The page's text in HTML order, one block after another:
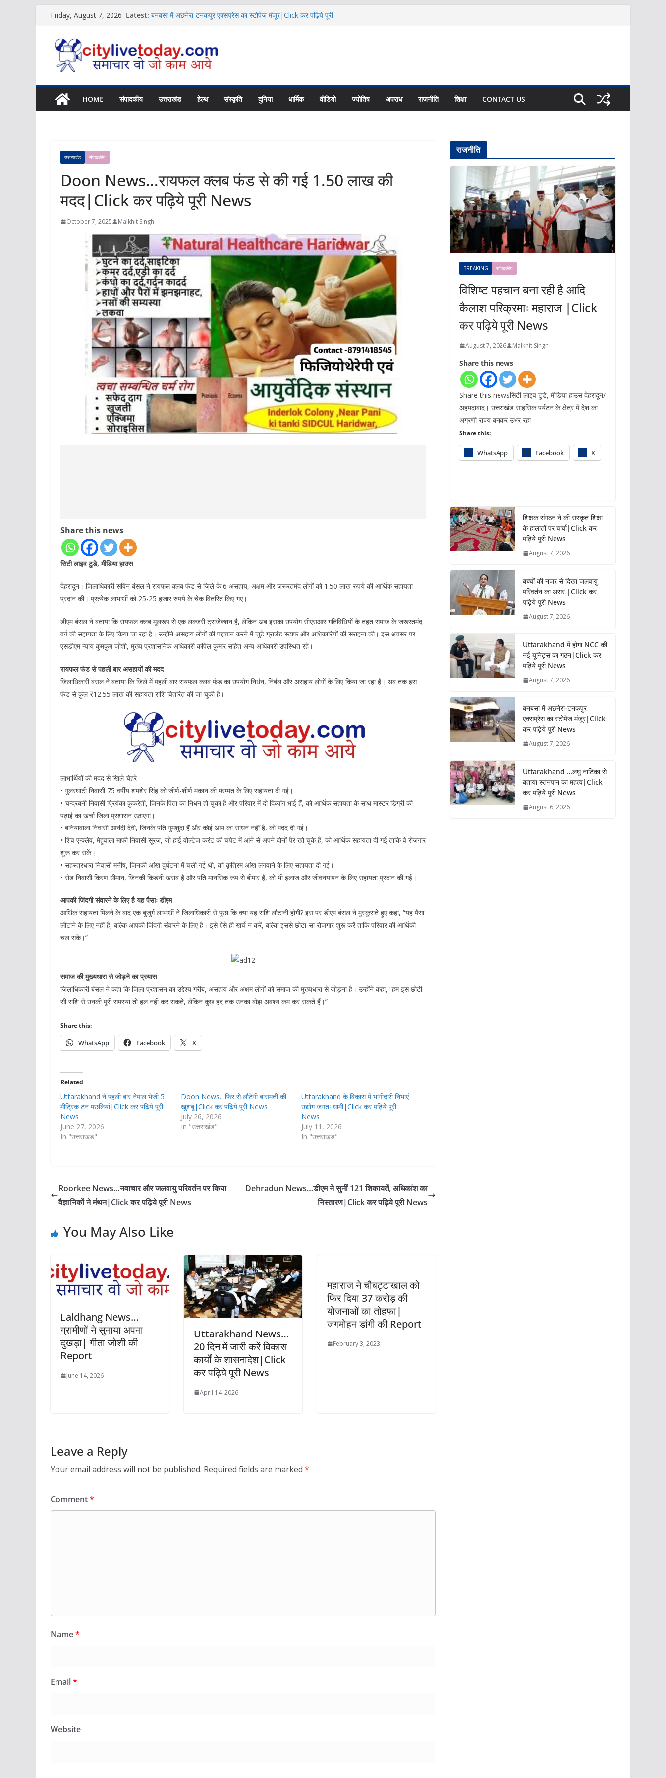
content
Friday, August 7, 2026 Latest: बनबसा में अछनेरा-टनकपुर एक्सप्रेस का स्टोपेज मंजूर|Click कर पढ़िये पूरी
News
शिक्षक संगठन ने की संस्कृत शिक्षा के हालातों पर चर्चा|Click कर पढ़िये पूरी
News
Uttarakhand में होगा NCC की नई यूनिट्स का गठन|Click कर पढ़िये पूरी
HOME संपादकीय उत्तराखंड हेल्थ संस्कृति दुनिया धार्मिक वीडियो ज्योतिष अपराध राजनीति शिक्षा CONTACT US
उत्तराखंड संपादकीय
Doon News…रायफल क्लब फंड से की गई 1.50 लाख की
मदद|Click कर पढ़िये पूरी News
October 7, 2025 Malkhit Singh
Share this news
सिटी लाइव टुडे, मीडिया हाउस
देहरादून। जिलाधिकारी सविन बंसल ने रायफल क्लब फंड से जिले के 6 असहाय, अक्षम और जरूरतमंद लोगों को 1.50 लाख रुपये की आर्थिक सहायता
प्रदान की। प्रत्येक लाभार्थी को 25-25 हजार रुपये के चेक वितरित किए गए।
डीएम बंसल ने बताया कि रायफल क्लब मूलरूप से एक लक्जरी ट्रांजेक्शन है, लेकिन अब इसका उपयोग सीएसआर गतिविधियों के तहत समाज के जरूरतमंद
वर्ग की सहायता के लिए किया जा रहा है। उन्होंने असहाय लोगों की पहचान करने में जुटे ग्राउंड स्टाफ और अधिकारियों की सराहना की। इस अवसर पर
एसडीएम न्याय कुमकुम जोशी, मुख्य प्रशासनिक अधिकारी कपिल कुमार सहित अन्य अधिकारी उपस्थित रहे।
रायफल फंड से पहली बार असहायों की मदद
जिलाधिकारी बंसल ने बताया कि जिले में पहली बार रायफल क्लब फंड का उपयोग निर्धन, निर्बल और असहाय लोगों के लिए किया जा रहा है। अब तक इस
फंड से कुल ₹12.55 लाख की सहायता राशि वितरित की जा चुकी है।
लाभार्थियों की मदद से खिले चेहरे
• गुलरघाटी निवासी 75 वर्षीय शमशेर सिंह को जीर्ण-शीर्ण मकान की मरम्मत के लिए सहायता दी गई।
• चन्द्रबनी निवासी प्रियंका कुकरेती, जिनके पिता का निधन हो चुका है और परिवार में दो दिव्यांग भाई हैं, को आर्थिक सहायता के साथ मास्टर डिग्री की
पढ़ाई का खर्चा जिला प्रशासन उठाएगा।
• बनियावाला निवासी आनंदी देवी, जिनके पति गुमशुदा हैं और कोई आय का साधन नहीं है, को मदद दी गई।
• शिव एन्क्लेव, मेहूवाला माफी निवासी सूरज, जो हाई वोल्टेज करंट की चपेट में आने से अपने दोनों पैर खो चुके हैं, को आर्थिक सहायता दी गई ताकि वे रोजगार
शुरू कर सकें।
• सहस्त्रधारा निवासी मनीष, जिनकी आंख दुर्घटना में चली गई थी, को कृत्रिम आंख लगवाने के लिए सहायता दी गई।
• रोड निवासी किरण धीमान, जिनकी किडनी खराब है और पति मानसिक रूप से बीमार हैं, को भी इलाज और जीवनयापन के लिए सहायता प्रदान की गई।
आपकी जिंदगी संवारने के लिए है यह पैसाः डीएम
आर्थिक सहायता मिलने के बाद एक बुजुर्ग लाभार्थी ने जिलाधिकारी से पूछा कि क्या यह राशि लौटानी होगी? इस पर डीएम बंसल ने मुस्कुराते हुए कहा, “यह पैसा
लौटाने के लिए नहीं है, बल्कि आपकी जिंदगी संवारने के लिए है। इसे ऐसे ही खर्च न करें, बल्कि इससे छोटा-सा रोजगार शुरू करें ताकि परिवार की आर्थिकी
चल सके।”
समाज की मुख्यधारा से जोड़ने का प्रयास
जिलाधिकारी बंसल ने कहा कि जिला प्रशासन का उद्देश्य गरीब, असहाय और अक्षम लोगों को समाज की मुख्यधारा से जोड़ना है। उन्होंने कहा, “हम इस छोटी
सी राशि से उनकी पूरी समस्या तो हल नहीं कर सकते, लेकिन कुछ हद तक उनका बोझ अवश्य कम कर सकते हैं।”
Share this:
WhatsApp Facebook X
Related
Uttarakhand ने पहली बार नेपाल भेजी 5
मीट्रिक टन मछलियां|Click कर पढ़िये पूरी
News
June 27, 2026
In "उत्तराखंड"
Doon News…फिर से लौटेगी बासमती की
खुशबू|Click कर पढ़िये पूरी News
July 26, 2026
In "उत्तराखंड"
Uttarakhand के विकास में भागीदारी निभाएं
उद्योग जगतः धामी|Click कर पढ़िये पूरी
News
July 11, 2026
In "उत्तराखंड"
Roorkee News…नवाचार और जलवायु परिवर्तन पर किया
वैज्ञानिकों ने मंथन|Click कर पढ़िये पूरी News
Dehradun News…डीएम ने सुनीं 121 शिकायतें, अधिकांश का
निस्तारण|Click कर पढ़िये पूरी News
You May Also Like
Laldhang News…
ग्रामीणों ने सुनाया अपना
दुखड़ा| गीता जोशी की
Report
June 14, 2026
Uttarakhand News…
20 दिन में जारी करें विकास
कार्यों के शासनादेश|Click
कर पढ़िये पूरी News
April 14, 2026
महाराज ने चौबट्टाखाल को
फिर दिया 37 करोड़ की
योजनाओं का तोहफा|
जगमोहन डांगी की Report
February 3, 2023
Leave a Reply
Your email address will not be published. Required fields are marked *
Comment*
Name*
Email*
Website
राजनीति
BREAKING संपादकीय
विशिष्ट पहचान बना रही है आदि
कैलाश परिक्रमाः महाराज |Click
कर पढ़िये पूरी News
August 7, 2026 Malkhit Singh
Share this news
Share this newsसिटी लाइव टुडे, मीडिया हाउस देहरादून/
अहमदाबाद। उत्तराखंड साहसिक पर्यटन के क्षेत्र में देश का
अग्रणी राज्य बनकर उभर रहा
Share this:
WhatsApp Facebook X
शिक्षक संगठन ने की संस्कृत शिक्षा
के हालातों पर चर्चा|Click कर
पढ़िये पूरी News
August 7, 2026
बच्चों की नजर से दिखा जलवायु
परिवर्तन का असर |Click कर
पढ़िये पूरी News
August 7, 2026
Uttarakhand में होगा NCC की
नई यूनिट्स का गठन|Click कर
पढ़िये पूरी News
August 7, 2026
बनबसा में अछनेरा-टनकपुर
एक्सप्रेस का स्टोपेज मंजूर|Click
कर पढ़िये पूरी News
August 7, 2026
Uttarakhand …लघु नाटिका से
बताया स्तनपान का महत्व|Click
कर पढ़िये पूरी News
August 6, 2026